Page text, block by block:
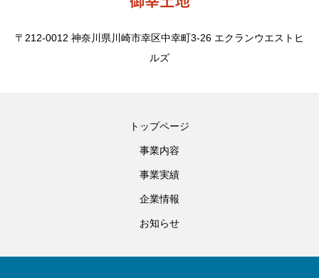
〒212-0012 神奈川県川崎市幸区中幸町3-26 エクランウエストヒ
ルズ
トップページ
事業内容
事業実績
企業情報
お知らせ